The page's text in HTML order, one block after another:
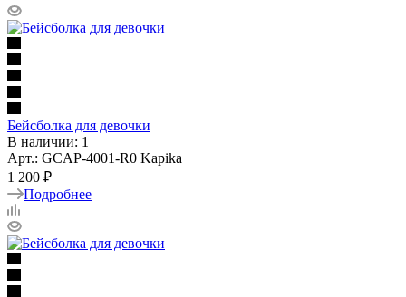
Бейсболка для девочки
В наличии: 1
Арт.: GCAP-4001-R0 Kapika
1 200 ₽
Подробнее